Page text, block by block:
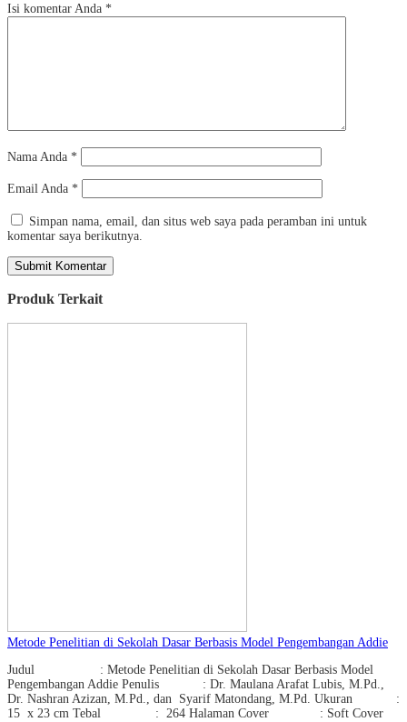
Isi komentar Anda *
Nama Anda *
Email Anda *
Simpan nama, email, dan situs web saya pada peramban ini untuk
komentar saya berikutnya.
Produk Terkait
Metode Penelitian di Sekolah Dasar Berbasis Model Pengembangan Addie
Judul : Metode Penelitian di Sekolah Dasar Berbasis Model
Pengembangan Addie Penulis : Dr. Maulana Arafat Lubis, M.Pd.,
Dr. Nashran Azizan, M.Pd., dan Syarif Matondang, M.Pd. Ukuran :
15 x 23 cm Tebal : 264 Halaman Cover : Soft Cover